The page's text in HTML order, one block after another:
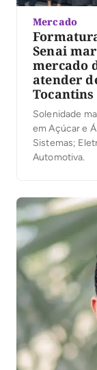
Mercado
Senai
mercado
atender
Tocantins
Solenidade
em Açúcar e
Sistemas;
Automotiva.